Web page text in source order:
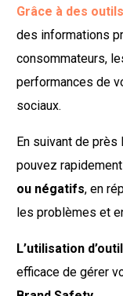
Grâce à des
des informations
consommateurs,
performances de
sociaux.
En suivant de
pouvez rapidement
ou négatifs, en
les problèmes et
L’utilisation
efficace de gérer